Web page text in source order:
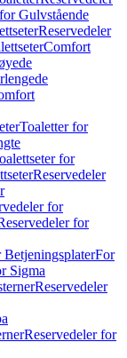
Gulvstående
Reservedeler
Comfort
Toaletter for
for
Reservedeler
for
for
BetjeningsplaterFor
Sigma
Reservedeler
Reservedeler for